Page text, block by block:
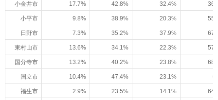
小金井市 17.7% 42.8% 32.4%
小平市 9.8% 38.9% 20.3%
日野市 7.3% 35.2% 37.9%
東村山市 13.6% 34.1% 22.3%
国分寺市 13.2% 40.2% 23.8%
国立市 10.4% 47.4% 23.1%
福生市 2.9% 23.5% 14.1%